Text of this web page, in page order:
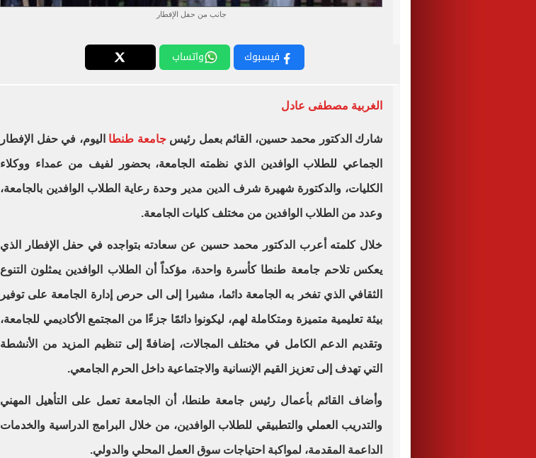
جانب من حفل الإفطار
فيسبوك واتساب
الغربية مصطفى عادل
شارك الدكتور محمد حسين، القائم بعمل رئيسجامعة طنطا اليوم، في حفل الإفطار
الجماعي للطلاب الوافدين الذي نظمته الجامعة، بحضور لفيف من عمداء ووكلاء
الكليات، والدكتورة شهيرة شرف الدين مدير وحدة رعاية الطلاب الوافدين بالجامعة،
وعدد من الطلاب الوافدين من مختلف كليات الجامعة.
خلال كلمته أعرب الدكتور محمد حسين عن سعادته بتواجده في حفل الإفطار الذي
يعكس تلاحم جامعة طنطا كأسرة واحدة، مؤكداً أن الطلاب الوافدين يمثلون التنوع
الثقافي الذي تفخر به الجامعة دائما، مشيرا إلى الى حرص إدارة الجامعة على توفير
بيئة تعليمية متميزة ومتكاملة لهم، ليكونوا دائمًا جزءًا من المجتمع الأكاديمي للجامعة،
وتقديم الدعم الكامل في مختلف المجالات، إضافةً إلى تنظيم المزيد من الأنشطة
التي تهدف إلى تعزيز القيم الإنسانية والاجتماعية داخل الحرم الجامعي.
وأضاف القائم بأعمال رئيس جامعة طنطا، أن الجامعة تعمل على التأهيل المهني
والتدريب العملي والتطبيقي للطلاب الوافدين، من خلال البرامج الدراسية والخدمات
الداعمة المقدمة، لمواكبة احتياجات سوق العمل المحلي والدولي.